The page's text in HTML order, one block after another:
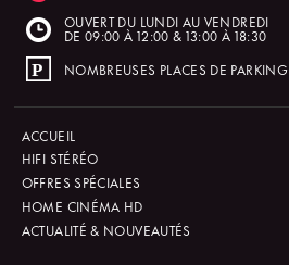
OUVERT DU LUNDI AU VENDREDI
DE 09:00 À 12:00 & 13:00 À 18:30
NOMBREUSES PLACES DE PARKING
ACCUEIL
HIFI STÉRÉO
OFFRES SPÉCIALES
HOME CINÉMA HD
ACTUALITÉ & NOUVEAUTÉS